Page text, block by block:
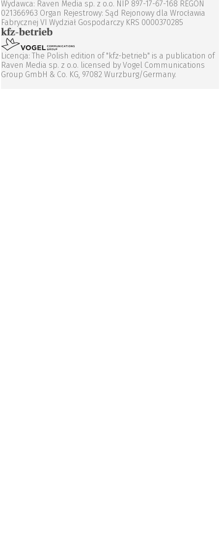
Wydawca: Raven Media sp. z o.o. NIP 897-17-67-168 REGON
021366963 Organ Rejestrowy: Sąd Rejonowy dla Wrocławia
Fabrycznej VI Wydział Gospodarczy KRS 0000370285
Licencja: The Polish edition of "kfz-betrieb" is a publication of
Raven Media sp. z o.o. licensed by Vogel Communications
Group GmbH & Co. KG, 97082 Wurzburg/Germany.